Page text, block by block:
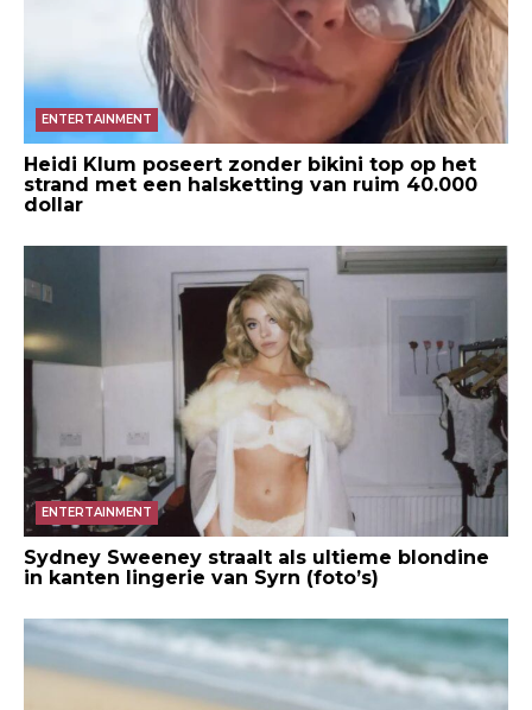
ENTERTAINMENT
Heidi Klum poseert zonder bikini top op het
strand met een halsketting van ruim 40.000
dollar
ENTERTAINMENT
Sydney Sweeney straalt als ultieme blondine
in kanten lingerie van Syrn (foto’s)